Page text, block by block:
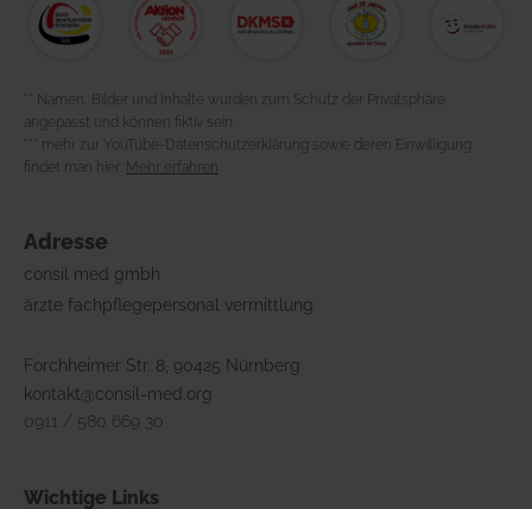
** Namen, Bilder und Inhalte wurden zum Schutz der Privatsphäre
angepasst und können fiktiv sein.
*** mehr zur YouTube-Datenschutzerklärung sowie deren Einwilligung
findet man hier:
Mehr erfahren
Adresse
consil med gmbh
ärzte fachpflegepersonal vermittlung
Forchheimer Str. 8, 90425 Nürnberg
kontakt@consil-med.org
0911 / 580 669 30
Wichtige Links